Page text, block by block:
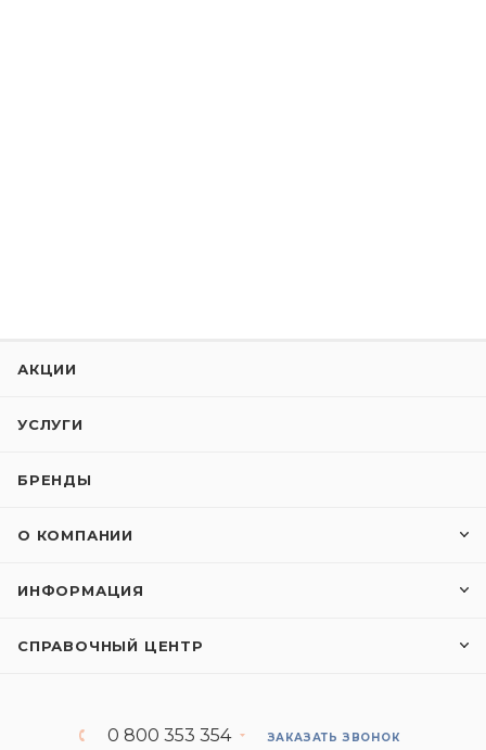
АКЦИИ
УСЛУГИ
БРЕНДЫ
О КОМПАНИИ
ИНФОРМАЦИЯ
СПРАВОЧНЫЙ ЦЕНТР
0 800 353 354 ЗАКАЗАТЬ ЗВОНОК